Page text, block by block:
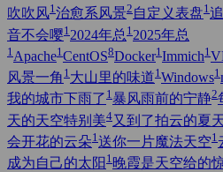
吹吹风1 治愈系风景2 自定义表盘1
音不会嘤1 2024年总 1 2025年总
1 Apache1 CentOS8Docker1 Immich1
风景一角 1 大山里的味道1 Windows1
我的城市下雨了 1暴风雨前的宁静2
天的天空特别美4又到了拍云的夏
会开花的云朵1 送你一片魔法天空1
成为自己的太阳 1晚霞是天空给的